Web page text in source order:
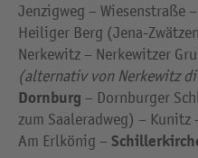
Jenzigweg – Wiesenstraße
Heiliger Berg (Jena-
Nerkewitz – Nerkewitzer
(alternativ von Nerkewitz
Dornburg – Dornburger
zum Saaleradweg) – Kunitz
Am Erlkönig –